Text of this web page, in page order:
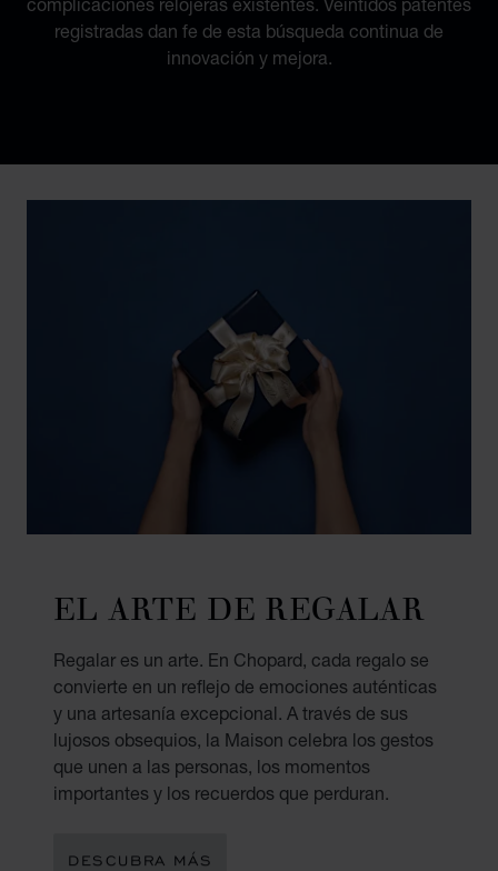
registradas dan fe de esta búsqueda continua de
innovación y mejora.
EL ARTE DE REGALAR
Regalar es un arte. En Chopard, cada regalo se
convierte en un reflejo de emociones auténticas
y una artesanía excepcional. A través de sus
lujosos obsequios, la Maison celebra los gestos
que unen a las personas, los momentos
importantes y los recuerdos que perduran.
DESCUBRA MÁS